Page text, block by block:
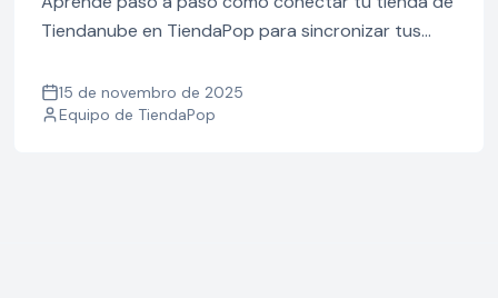
Tiendanube en TiendaPop para sincronizar tus
IA en pocos minutos.
15 de novembro de 2025
Equipo de TiendaPop